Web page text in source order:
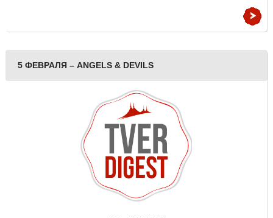
5 ФЕВРАЛЯ – ANGELS & DEVILS